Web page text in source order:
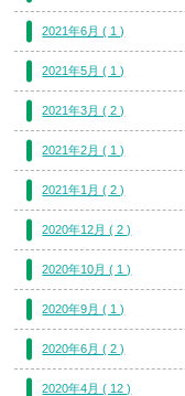
2021年6月 ( 1 )
2021年5月 ( 1 )
2021年3月 ( 2 )
2021年2月 ( 1 )
2021年1月 ( 2 )
2020年12月 ( 2 )
2020年10月 ( 1 )
2020年9月 ( 1 )
2020年6月 ( 2 )
2020年4月 ( 12 )